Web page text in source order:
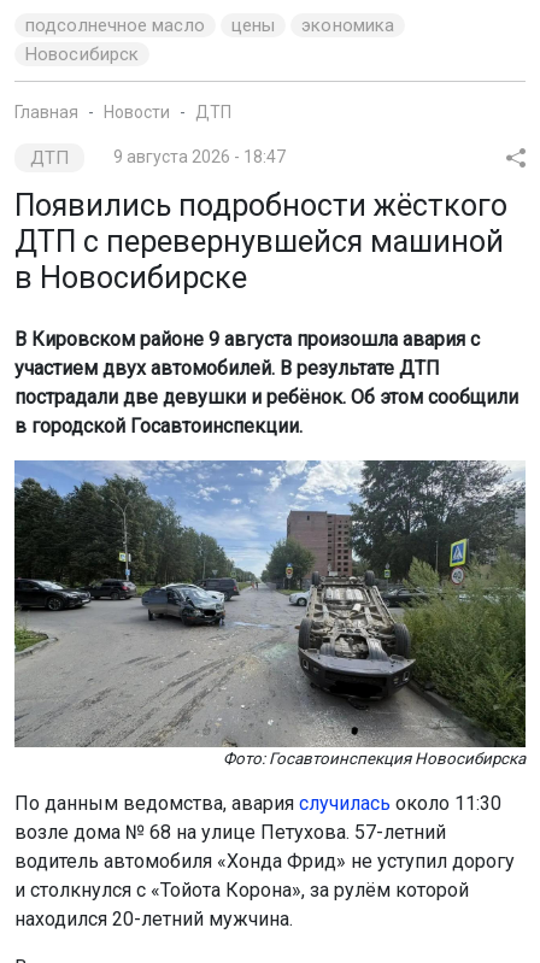
подсолнечное масло цены
экономика
Новосибирск
Главная Новости ДТП
ДТП 9 августа 2026 - 18:47
Появились подробности жёсткого
ДТП с перевернувшейся машиной
в Новосибирске
В Кировском районе 9 августа произошла авария с
участием двух автомобилей. В результате ДТП
пострадали две девушки и ребёнок. Об этом сообщили
в городской Госавтоинспекции.
Фото: Госавтоинспекция Новосибирска
По данным ведомства, авария случилась около 11:30
возле дома № 68 на улице Петухова. 57-летний
водитель автомобиля «Хонда Фрид» не уступил дорогу
и столкнулся с «Тойота Корона», за рулём которой
находился 20-летний мужчина.